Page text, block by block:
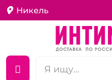
Никель